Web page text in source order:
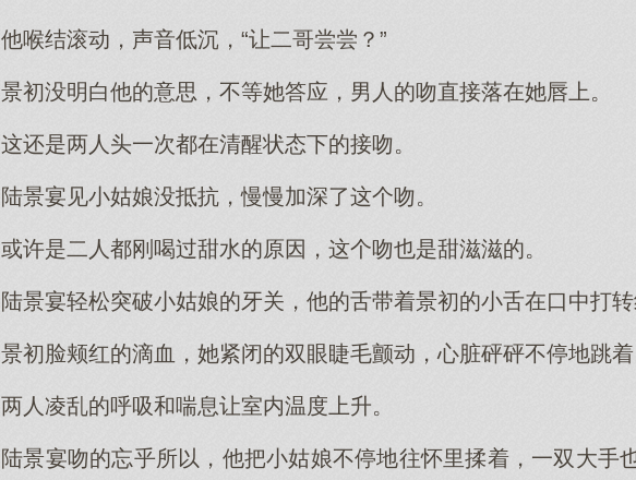
他喉结滚动，声音低沉，“让二哥尝尝？”
景初没明白他的意思，不等她答应，男人的吻直接落在她唇上。
这还是两人头一次都在清醒状态下的接吻。
陆景宴见小姑娘没抵抗，慢慢加深了这个吻。
或许是二人都刚喝过甜水的原因，这个吻也是甜滋滋的。
陆景宴轻松突破小姑娘的牙关，他的舌带着景初的小舌在口中打转
景初脸颊红的滴血，她紧闭的双眼睫毛颤动，心脏砰砰不停地跳着
两人凌乱的呼吸和喘息让室内温度上升。
陆景宴吻的忘乎所以，他把小姑娘不停地往怀里揉着，一双大手